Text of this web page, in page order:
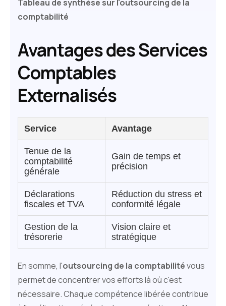
Tableau de synthèse sur l'outsourcing de la
comptabilité
Avantages des Services
Comptables
Externalisés
Service Avantage
Tenue de la
comptabilité
générale
Gain de temps et
précision
Déclarations
fiscales et TVA
Réduction du stress et
conformité légale
Gestion de la
trésorerie
Vision claire et
stratégique
En somme, l'outsourcing de la comptabilitévous
permet de concentrer vos efforts là où c'est
nécessaire. Chaque compétence libérée contribue